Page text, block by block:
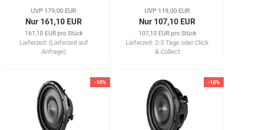
UVP 179,00 EUR
Nur 161,10 EUR
161,10 EUR pro Stück
Lieferzeit: (Lieferzeit auf
Anfrage)
UVP 119,00 EUR
Nur 107,10 EUR
107,10 EUR pro Stück
Lieferzeit: 2-3 Tage oder Click
& Collect
-10% -10%